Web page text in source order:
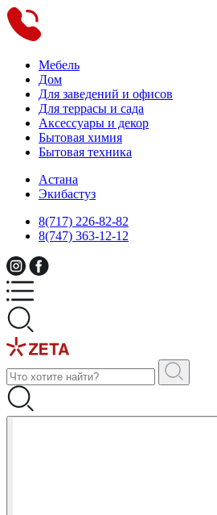
Мебель
Дом
Для заведений и офисов
Для террасы и сада
Аксессуары и декор
Бытовая химия
Бытовая техника
Астана
Экибастуз
8(717) 226-82-82
8(747) 363-12-12